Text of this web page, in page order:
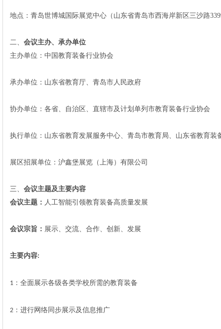
地点： 青岛世博城国际展览中心（山东省青岛市西海岸新区三沙路
二、 会议主办、承办单位
主办单位：中国教育装备行业协会
承办单位：山东省教育厅、青岛市人民政府
协办单位：各省、自治区、直辖市及计划单列市教育装备行业协会
执行单位：山东省教育发展服务中心、青岛市教育局、山东省教育装
展区招展单位：沪鑫堡展览（上海）有限公司
三、 会议主题及主要内容
会议主题： 人工智能引领教育装备高质量发展
会议宗旨： 展示、交流、合作、创新、发展
主要内容:
1：全面展示各级各类学校所需的教育装备
2：进行网络同步展示及信息推广